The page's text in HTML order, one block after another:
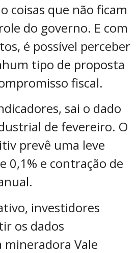
coisas que não ficam
do governo. E com
é possível perceber
tipo de proposta
fiscal.
sai o dado
de fevereiro. O
prevê uma leve
0,1% e contração de
investidores
os dados
mineradora Vale